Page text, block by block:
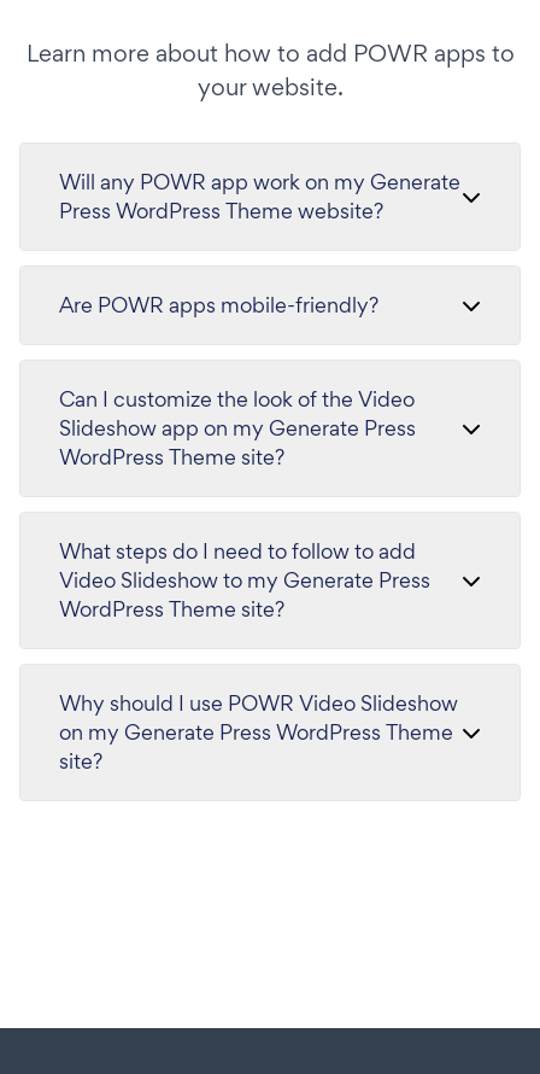
Learn more about how to add POWR apps to
your website.
Will any POWR app work on my Generate
Press WordPress Theme website?
Are POWR apps mobile-friendly?
Can I customize the look of the Video
Slideshow app on my Generate Press
WordPress Theme site?
What steps do I need to follow to add
Video Slideshow to my Generate Press
WordPress Theme site?
Why should I use POWR Video Slideshow
on my Generate Press WordPress Theme
site?